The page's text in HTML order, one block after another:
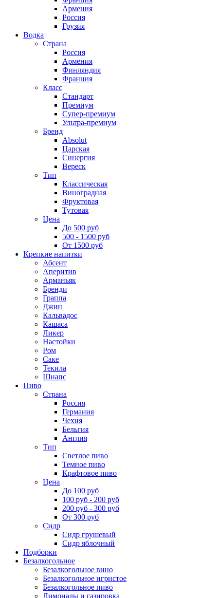
Армения
Россия
Грузия
Водка
Страна
Россия
Армения
Финляндия
Франция
Класс
Стандарт
Премиум
Супер-премиум
Ультра-премиум
Бренд
Absolut
Царская
Синергия
Вереск
Тип
Классическая
Виноградная
Фруктовая
Тутовая
Цена
До 500 руб
500 - 1500 руб
От 1500 руб
Крепкие напитки
Абсент
Аперитив
Арманьяк
Бренди
Граппа
Джин
Кальвадос
Кашаса
Ликер
Настойки
Ром
Саке
Текила
Шнапс
Пиво
Страна
Россия
Германия
Чехия
Бельгия
Англия
Тип
Светлое пиво
Темное пиво
Крафтовое пиво
Цена
До 100 руб
100 руб - 200 руб
200 руб - 300 руб
От 300 руб
Сидр
Сидр грушевый
Сидр яблочный
Подборки
Безалкогольное
Безалкогольное вино
Безалкогольное игристое
Безалкогольное пиво
Лимонады и газировка